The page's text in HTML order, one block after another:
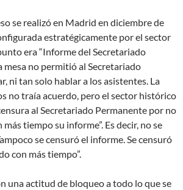
se realizó en Madrid en diciembre de
estratégicamente por el sector
era “Informe del Secretariado
mesa no permitió al Secretariado
ni tan solo hablar a los asistentes. La
no traía acuerdo, pero el sector histórico
al Secretariado Permanente por no
tiempo su informe”. Es decir, no se
se censuró el informe. Se censuró
con más tiempo”.
una actitud de bloqueo a todo lo que se